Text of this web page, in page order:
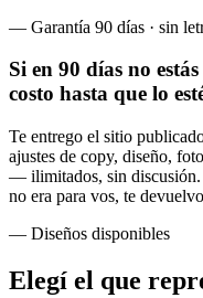
— Garantía 90 días · sin
Si en 90 días no
costo hasta que lo
Te entrego el sitio
ajustes de copy, diseño,
— ilimitados, sin discusión.
no era para vos, te
— Diseños disponibles
Elegí el que